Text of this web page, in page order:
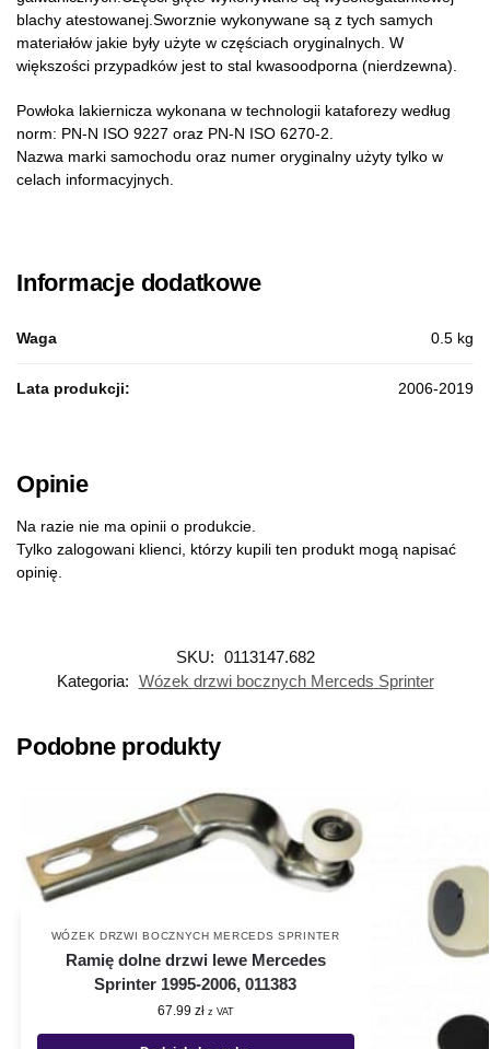
blachy atestowanej.Sworznie wykonywane są z tych samych
materiałów jakie były użyte w częściach oryginalnych. W
większości przypadków jest to stal kwasoodporna (nierdzewna).
Powłoka lakiernicza wykonana w technologii kataforezy według
norm: PN-N ISO 9227 oraz PN-N ISO 6270-2.
Nazwa marki samochodu oraz numer oryginalny użyty tylko w
celach informacyjnych.
Informacje dodatkowe
Waga 0.5 kg
Lata produkcji: 2006-2019
Opinie
Na razie nie ma opinii o produkcie.
Tylko zalogowani klienci, którzy kupili ten produkt mogą napisać
opinię.
SKU: 0113147.682
Kategoria: Wózek drzwi bocznych Merceds Sprinter
Podobne produkty
WÓZEK DRZWI BOCZNYCH MERCEDS SPRINTER
Ramię dolne drzwi lewe Mercedes
Sprinter 1995-2006, 011383
67.99 zł z VAT